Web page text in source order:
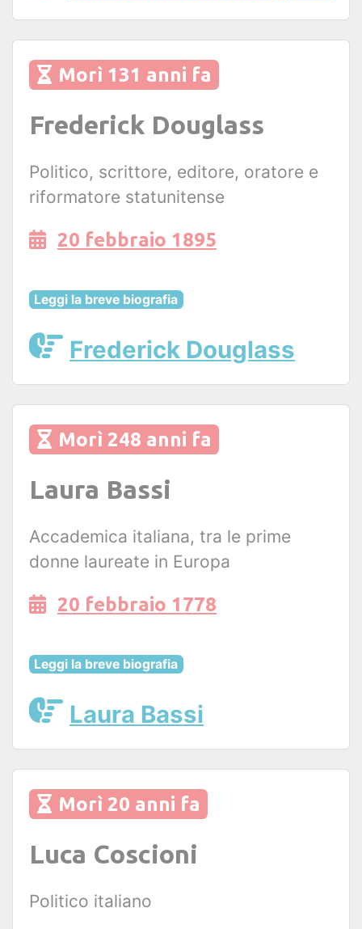
Morì 131 anni fa
Frederick Douglass
Politico, scrittore, editore, oratore e
riformatore statunitense
20 febbraio 1895
Leggi la breve biografia
Frederick Douglass
Morì 248 anni fa
Laura Bassi
Accademica italiana, tra le prime
donne laureate in Europa
20 febbraio 1778
Leggi la breve biografia
Laura Bassi
Morì 20 anni fa
Luca Coscioni
Politico italiano